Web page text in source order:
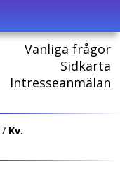
Vanliga frågor
Sidkarta
Intresseanmälan
/ Kv.